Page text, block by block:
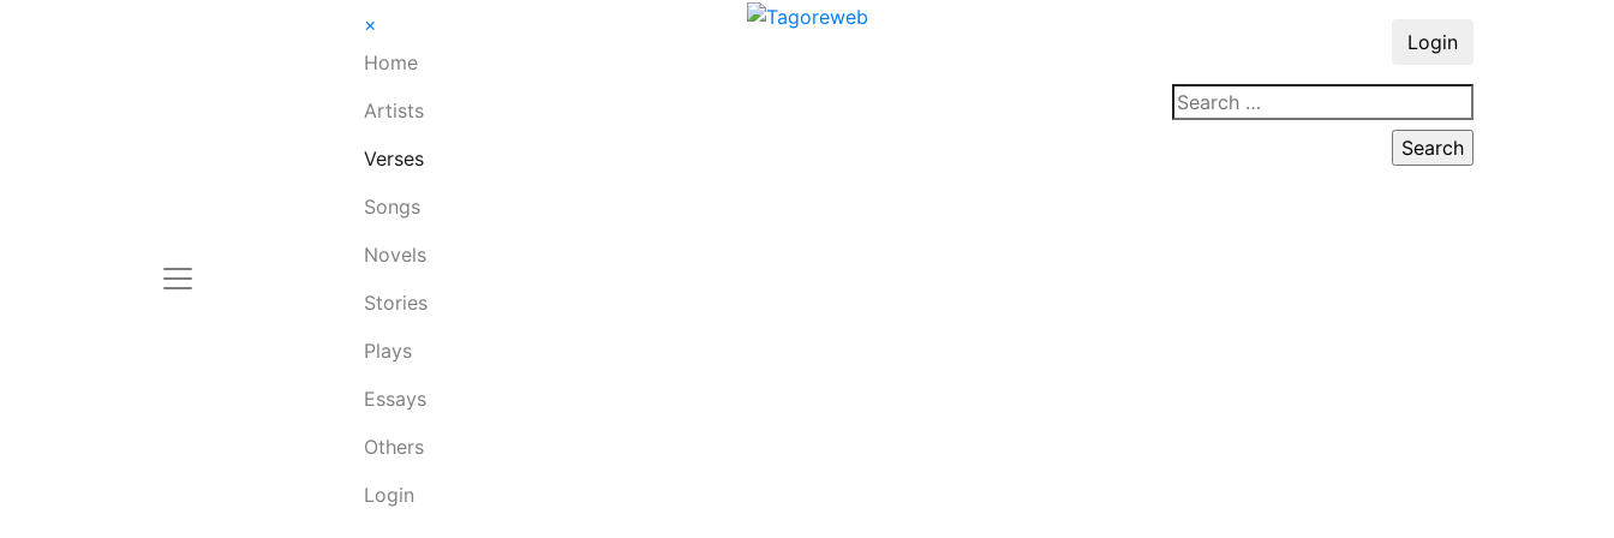
×
Home
Artists
Verses
Songs
Novels
Stories
Plays
Essays
Others
Login
Login